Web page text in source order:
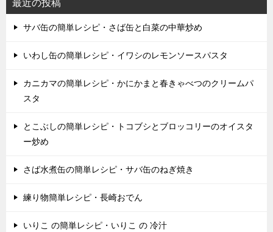
最近の投稿
サバ缶の簡単レシピ・さば缶と白菜の中華炒め
いわし缶の簡単レシピ・イワシのレモンソースパスタ
カニカマの簡単レシピ・かにかまと春きゃべつのクリームパ
スタ
とこぶしの簡単レシピ・トコブシとブロッコリーのオイスタ
ー炒め
さば水煮缶の簡単レシピ・サバ缶のねぎ焼き
練り物簡単レシピ・長崎おでん
いりこ の簡単レシピ・いりこ の 冷汁